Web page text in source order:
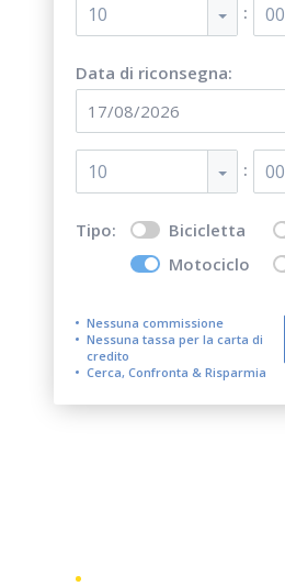
10 : 00
Data di riconsegna:
10 : 00
Tipo: Bicicletta
Motociclo
Nessuna commissione
Nessuna tassa per la carta di
credito
Cerca, Confronta & Risparmia